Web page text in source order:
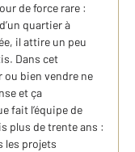
de force rare :
quartier à
il attire un peu
Dans cet
bien vendre ne
et ça
fait l’équipe de
plus de trente ans :
les projets